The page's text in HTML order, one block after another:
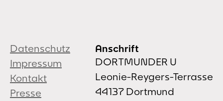
Datenschutz
Impressum
Kontakt
Presse
Anschrift
DORTMUNDER U
Leonie-Reygers-Terrasse
44137 Dortmund